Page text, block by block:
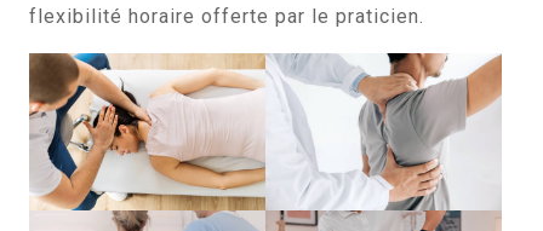
flexibilité horaire offerte par le praticien.